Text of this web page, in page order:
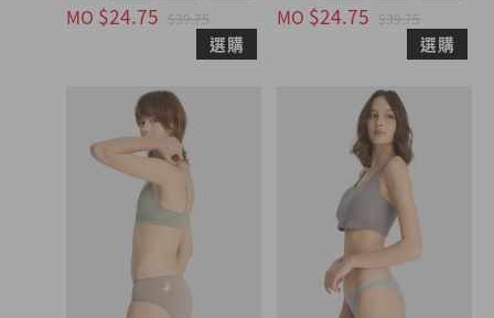
MO $24.75 $39.75
選購
MO $24.75 $39.75
選購